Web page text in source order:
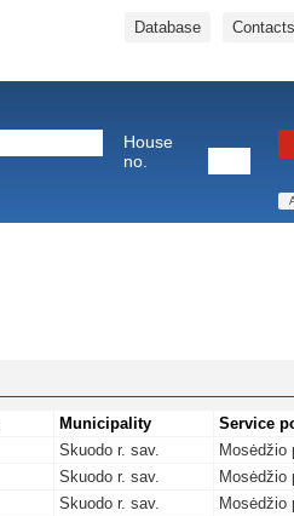
Contacts
Database
House
no.
Municipality
Service
Skuodo r. sav.
Mosėdžio
Skuodo r. sav.
Mosėdžio
Skuodo r. sav.
Mosėdžio